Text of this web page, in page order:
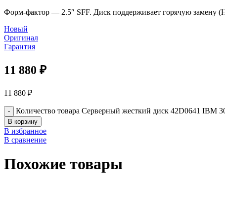
Форм-фактор — 2.5″ SFF. Диск поддерживает горячую замену
Новый
Оригинал
Гарантия
11 880 ₽
11 880 ₽
Количество товара Серверный жесткий диск 42D0641 IBM
В корзину
В избранное
В сравнение
Похожие товары